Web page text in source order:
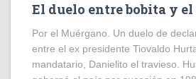
El duelo entre bobita y
Por el Muérgano. Un duelo de
entre el ex presidente Tiovaldo
mandatario, Danielito el travieso.